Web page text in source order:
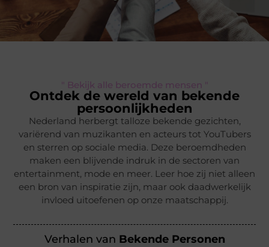
" Bekijk alle beroemde mensen "
Ontdek de wereld van bekende
persoonlijkheden
Nederland herbergt talloze bekende gezichten,
variërend van muzikanten en acteurs tot YouTubers
en sterren op sociale media. Deze beroemdheden
maken een blijvende indruk in de sectoren van
entertainment, mode en meer. Leer hoe zij niet alleen
een bron van inspiratie zijn, maar ook daadwerkelijk
invloed uitoefenen op onze maatschappij.
Verhalen van Bekende Personen